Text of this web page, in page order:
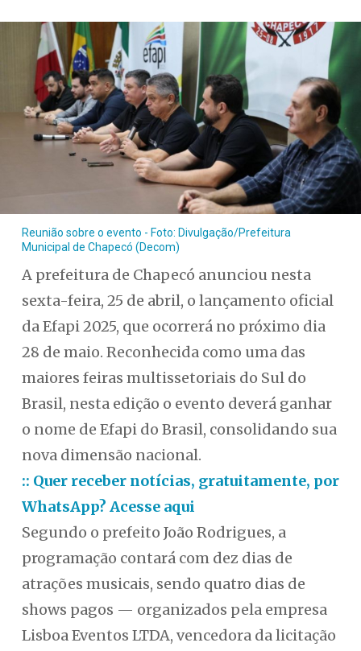
Reunião sobre o evento - Foto: Divulgação/Prefeitura
Municipal de Chapecó (Decom)
A prefeitura de Chapecó anunciou nesta
sexta-feira, 25 de abril, o lançamento oficial
da Efapi 2025, que ocorrerá no próximo dia
28 de maio. Reconhecida como uma das
maiores feiras multissetoriais do Sul do
Brasil, nesta edição o evento deverá ganhar
o nome de Efapi do Brasil, consolidando sua
nova dimensão nacional.
:: Quer receber notícias, gratuitamente, por
WhatsApp? Acesse aqui
Segundo o prefeito João Rodrigues, a
programação contará com dez dias de
atrações musicais, sendo quatro dias de
shows pagos — organizados pela empresa
Lisboa Eventos LTDA, vencedora da licitação